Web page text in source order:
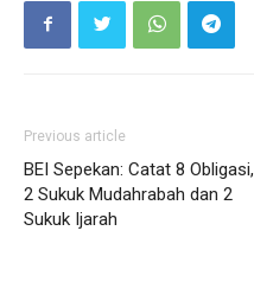
Previous article
BEI Sepekan: Catat 8 Obligasi,
2 Sukuk Mudahrabah dan 2
Sukuk Ijarah